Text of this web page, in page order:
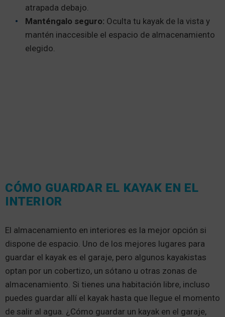
atrapada debajo.
Manténgalo seguro: Oculta tu kayak de la vista y
mantén inaccesible el espacio de almacenamiento
elegido.
CÓMO GUARDAR EL KAYAK EN EL
INTERIOR
El almacenamiento en interiores es la mejor opción si
dispone de espacio. Uno de los mejores lugares para
guardar el kayak es el garaje, pero algunos kayakistas
optan por un cobertizo, un sótano u otras zonas de
almacenamiento. Si tienes una habitación libre, incluso
puedes guardar allí el kayak hasta que llegue el momento
de salir al agua. ¿Cómo guardar un kayak en el garaje,